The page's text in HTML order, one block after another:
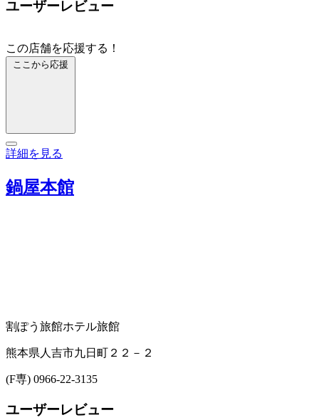
ユーザーレビュー
この店舗を応援する！
ここから応援
詳細を見る
鍋屋本館
割ぽう旅館ホテル旅館
熊本県人吉市九日町２２－２
(F専) 0966-22-3135
ユーザーレビュー